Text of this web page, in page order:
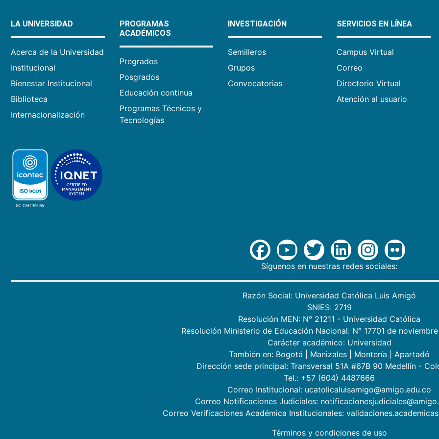
LA UNIVERSIDAD
Acerca de la Universidad
Institucional
Bienestar Institucional
Biblioteca
Internacionalización
PROGRAMAS
ACADÉMICOS
Pregrados
Posgrados
Educación continua
Programas Técnicos y
Tecnologías
INVESTIGACIÓN
Semilleros
Grupos
Convocatorias
SERVICIOS EN LÍNEA
Campus Virtual
Correo
Directorio Virtual
Atención al usuario
Síguenos en nuestras redes sociales:
Razón Social: Universidad Católica Luis Amigó
SNIES: 2719
Resolución MEN: N° 21211 - Universidad Católica
Resolución Ministerio de Educación Nacional: N° 17701 de
Carácter académico: Universidad
También en: Bogotá Manizales Montería
Apartadó
Dirección sede principal: Transversal 51A #67B 90 Medellín -
Tel.: +57 (604) 4487666
Correo Institucional: ucatolicaluisamigo@amigo.edu.co
Correo Notificaciones Judiciales:
Correo Verificaciones Académica Institucionales:
Términos y condiciones de uso